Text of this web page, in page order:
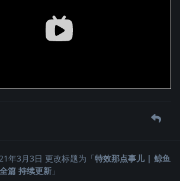
年3月3日 更改标题为「特效那点事儿 | 鲸鱼
篇 持续更新 」